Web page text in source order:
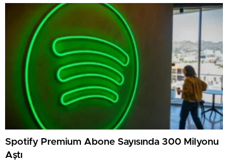
Spotify Premium Abone Sayısında 300 Milyonu
Aştı